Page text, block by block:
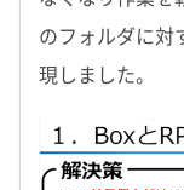
のフォルダに対
現しました。